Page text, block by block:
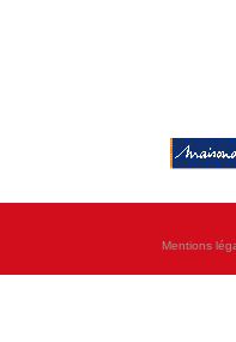
Mentions